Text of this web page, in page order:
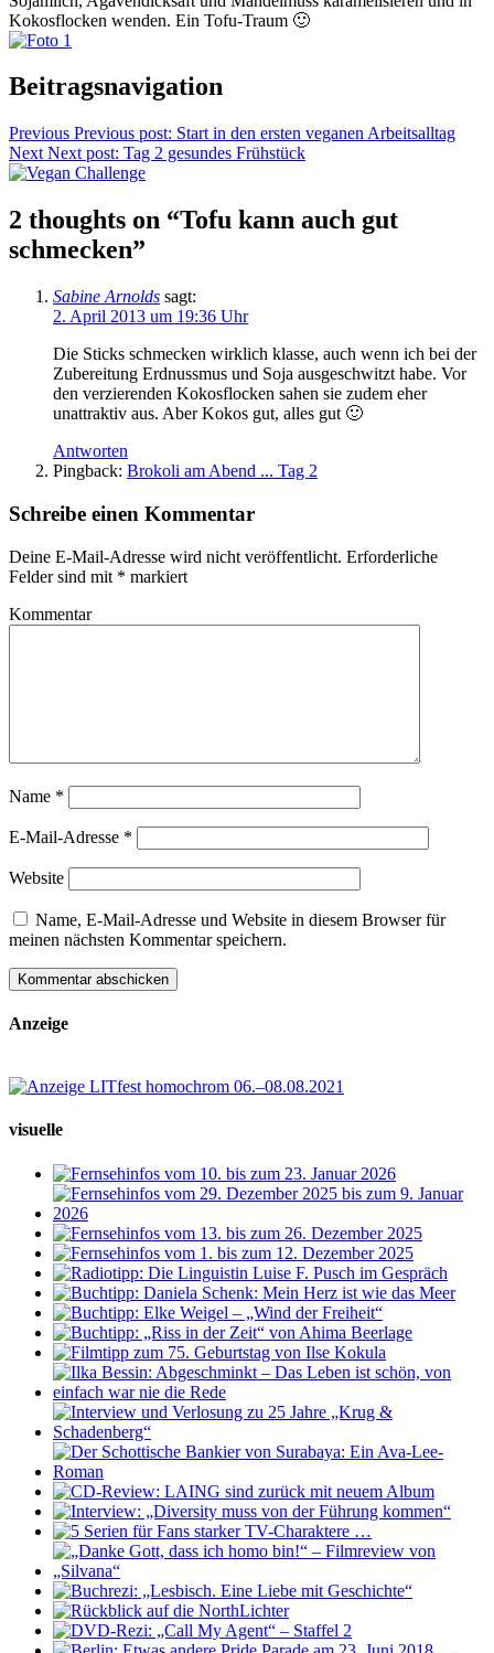
Kokosflocken wenden. Ein Tofu-Traum 🙂
Beitragsnavigation
Previous Previous post: Start in den ersten veganen Arbeitsalltag
Next Next post: Tag 2 gesundes Frühstück
2 thoughts on “Tofu kann auch gut
schmecken”
Sabine Arnolds sagt:
2. April 2013 um 19:36 Uhr
Die Sticks schmecken wirklich klasse, auch wenn ich bei der
Zubereitung Erdnussmus und Soja ausgeschwitzt habe. Vor
den verzierenden Kokosflocken sahen sie zudem eher
unattraktiv aus. Aber Kokos gut, alles gut 🙂
Antworten
Pingback: Brokoli am Abend ... Tag 2
Schreibe einen Kommentar
Deine E-Mail-Adresse wird nicht veröffentlicht. Erforderliche
Felder sind mit * markiert
Kommentar
Name *
E-Mail-Adresse *
Website
Name, E-Mail-Adresse und Website in diesem Browser für
meinen nächsten Kommentar speichern.
Anzeige
visuelle